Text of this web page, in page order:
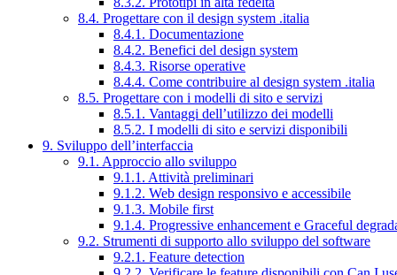
8.4. Progettare con il design system .italia
8.4.1. Documentazione
8.4.2. Benefici del design system
8.4.3. Risorse operative
8.4.4. Come contribuire al design system .italia
8.5. Progettare con i modelli di sito e servizi
8.5.1. Vantaggi dell’utilizzo dei modelli
8.5.2. I modelli di sito e servizi disponibili
9. Sviluppo dell’interfaccia
9.1. Approccio allo sviluppo
9.1.1. Attività preliminari
9.1.2. Web design responsivo e accessibile
9.1.3. Mobile first
9.1.4. Progressive enhancement e Graceful
9.2. Strumenti di supporto allo sviluppo del software
9.2.1. Feature detection